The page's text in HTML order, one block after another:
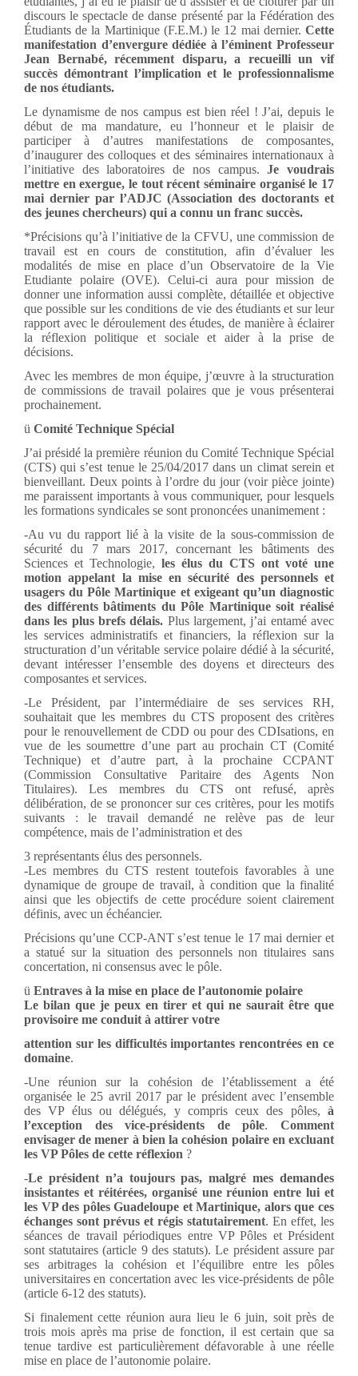
discours le spectacle de danse présenté par la Fédération des
Étudiants de la Martinique (F.E.M.) le 12 mai dernier. Cette
manifestation d’envergure dédiée à l’éminent Professeur
Jean Bernabé, récemment disparu, a recueilli un vif
succès démontrant l’implication et le professionnalisme
de nos étudiants.
Le dynamisme de nos campus est bien réel ! J’ai, depuis le
début de ma mandature, eu l’honneur et le plaisir de
participer à d’autres manifestations de composantes,
d’inaugurer des colloques et des séminaires internationaux à
l’initiative des laboratoires de nos campus.Je voudrais
mettre en exergue, le tout récent séminaire organisé le 17
mai dernier par l’ADJC (Association des doctorants et
des jeunes chercheurs) qui a connu un franc succès.
*Précisions qu’à l’initiative de la CFVU, une commission de
travail est en cours de constitution, afin d’évaluer les
modalités de mise en place d’un Observatoire de la Vie
Etudiante polaire (OVE). Celui-ci aura pour mission de
donner une information aussi complète, détaillée et objective
que possible sur les conditions de vie des étudiants et sur leur
rapport avec le déroulement des études, de manière à éclairer
la réflexion politique et sociale et aider à la prise de
décisions.
Avec les membres de mon équipe, j’œuvre à la structuration
de commissions de travail polaires que je vous présenterai
prochainement.
ü Comité Technique Spécial
J’ai présidé la première réunion du Comité Technique Spécial
(CTS) qui s’est tenue le 25/04/2017 dans un climat serein et
bienveillant. Deux points à l’ordre du jour (voir pièce jointe)
me paraissent importants à vous communiquer, pour lesquels
les formations syndicales se sont prononcées unanimement :
-Au vu du rapport lié à la visite de la sous-commission de
sécurité du 7 mars 2017, concernant les bâtiments des
Sciences et Technologie, les élus du CTS ont voté une
motion appelant la mise en sécurité des personnels et
usagers du Pôle Martinique et exigeant qu’un diagnostic
des différents bâtiments du Pôle Martinique soit réalisé
dans les plus brefs délais. Plus largement, j’ai entamé avec
les services administratifs et financiers, la réflexion sur la
structuration d’un véritable service polaire dédié à la sécurité,
devant intéresser l’ensemble des doyens et directeurs des
composantes et services.
-Le Président, par l’intermédiaire de ses services RH,
souhaitait que les membres du CTS proposent des critères
pour le renouvellement de CDD ou pour des CDIsations, en
vue de les soumettre d’une part au prochain CT (Comité
Technique) et d’autre part, à la prochaine CCPANT
(Commission Consultative Paritaire des Agents Non
Titulaires). Les membres du CTS ont refusé, après
délibération, de se prononcer sur ces critères, pour les motifs
suivants : le travail demandé ne relève pas de leur
compétence, mais de l’administration et des
3 représentants élus des personnels.
-Les membres du CTS restent toutefois favorables à une
dynamique de groupe de travail, à condition que la finalité
ainsi que les objectifs de cette procédure soient clairement
définis, avec un échéancier.
Précisions qu’une CCP-ANT s’est tenue le 17 mai dernier et
a statué sur la situation des personnels non titulaires sans
concertation, ni consensus avec le pôle.
ü Entraves à la mise en place de l’autonomie polaire
Le bilan que je peux en tirer et qui ne saurait être que
provisoire me conduit à attirer votre
attention sur les difficultés importantes rencontrées en ce
domaine.
-Une réunion sur la cohésion de l’établissement a été
organisée le 25 avril 2017 par le président avec l’ensemble
des VP élus ou délégués, y compris ceux des pôles, à
l’exception des vice-présidents de pôle.Comment
envisager de mener à bien la cohésion polaire en excluant
les VP Pôles de cette réflexion ?
-Le président n’a toujours pas, malgré mes demandes
insistantes et réitérées, organisé une réunion entre lui et
les VP des pôles Guadeloupe et Martinique, alors que ces
échanges sont prévus et régis statutairement. En effet, les
séances de travail périodiques entre VP Pôles et Président
sont statutaires (article 9 des statuts). Le président assure par
ses arbitrages la cohésion et l’équilibre entre les pôles
universitaires en concertation avec les vice-présidents de pôle
(article 6-12 des statuts).
Si finalement cette réunion aura lieu le 6 juin, soit près de
trois mois après ma prise de fonction, il est certain que sa
tenue tardive est particulièrement défavorable à une réelle
mise en place de l’autonomie polaire.